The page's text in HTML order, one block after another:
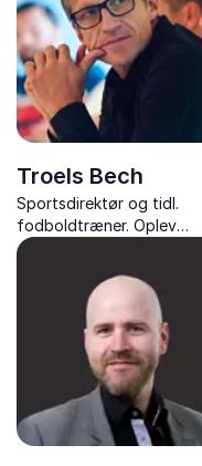
personlig udvikling – altid
med humor og kant.
Troels Bech
Sportsdirektør og tidl.
fodboldtræner. Oplev
hvordan man skaber en
erhvervslivet med
inspiration fra sportens